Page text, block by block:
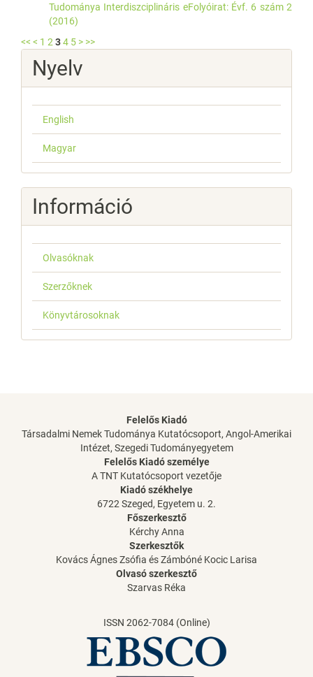
Tudománya Interdiszciplináris eFolyóirat: Évf. 6 szám 2
(2016)
<< < 1 2 34 5 > >>
Nyelv
English
Magyar
Információ
Olvasóknak
Szerzőknek
Könyvtárosoknak
Felelős Kiadó
Társadalmi Nemek Tudománya Kutatócsoport, Angol-Amerikai
Intézet, Szegedi Tudományegyetem
Felelős Kiadó személye
A TNT Kutatócsoport vezetője
Kiadó székhelye
6722 Szeged, Egyetem u. 2.
Főszerkesztő
Kérchy Anna
Szerkesztők
Kovács Ágnes Zsófia és Zámbóné Kocic Larisa
Olvasó szerkesztő
Szarvas Réka
ISSN 2062-7084 (Online)